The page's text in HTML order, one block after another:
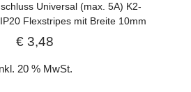
Universal (max. 5A) K2-
Flexstripes mit Breite 10mm
€3,48
20 % MwSt.